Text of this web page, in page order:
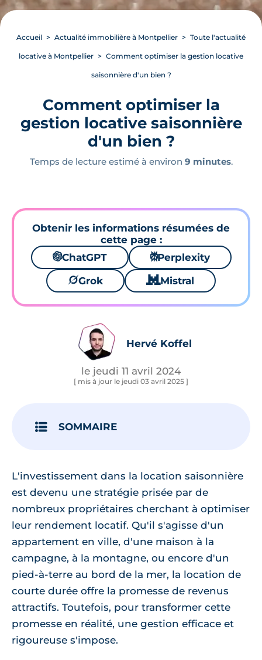
Accueil Actualité immobilière à Montpellier Toute l'actualité
locative à Montpellier Comment optimiser la gestion locative
saisonnière d'un bien ?
Comment optimiser la
gestion locative saisonnière
d'un bien ?
Temps de lecture estimé à environ 9 minutes.
Obtenir les informations résumées de
cette page :
🌌ChatGPT ⚙Perplexity
🪐Grok 🐱 Mistral
Hervé Koffel
le jeudi 11 avril 2024
[ mis à jour le jeudi 03 avril 2025 ]
SOMMAIRE
L'investissement dans la location saisonnière
est devenu une stratégie prisée par de
nombreux propriétaires cherchant à optimiser
leur rendement locatif. Qu'il s'agisse d'un
appartement en ville, d'une maison à la
campagne, à la montagne, ou encore d'un
pied-à-terre au bord de la mer, la location de
courte durée offre la promesse de revenus
attractifs. Toutefois, pour transformer cette
promesse en réalité, une gestion efficace et
rigoureuse s'impose.